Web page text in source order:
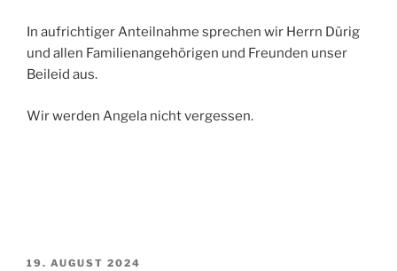
In aufrichtiger Anteilnahme sprechen wir Herrn Dürig
und allen Familienangehörigen und Freunden unser
Beileid aus.
Wir werden Angela nicht vergessen.
VERÖFFENTLICHT
19. AUGUST 2024